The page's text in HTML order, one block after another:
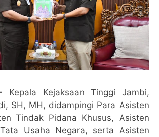
Kepala Kejaksaan Tinggi Jambi,
SH, MH, didampingi Para Asisten
Tindak Pidana Khusus, Asisten
Usaha Negara, serta Asisten